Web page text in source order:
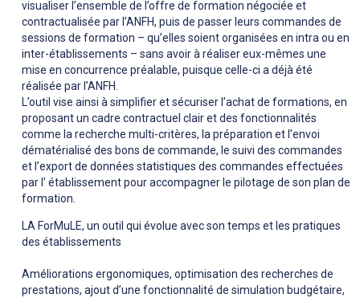
visualiser l’ensemble de l’offre de formation négociée et
contractualisée par l’ANFH, puis de passer leurs commandes de
sessions de formation – qu’elles soient organisées en intra ou en
inter-établissements – sans avoir à réaliser eux-mêmes une
mise en concurrence préalable, puisque celle-ci a déjà été
réalisée par l’ANFH.
L’outil vise ainsi à simplifier et sécuriser l’achat de formations, en
proposant un cadre contractuel clair et des fonctionnalités
comme la recherche multi-critères, la préparation et l’envoi
dématérialisé des bons de commande, le suivi des commandes
et l’export de données statistiques des commandes effectuées
par l’ établissement pour accompagner le pilotage de son plan de
formation.
LA ForMuLE, un outil qui évolue avec son temps et les pratiques
des établissements
Améliorations ergonomiques, optimisation des recherches de
prestations, ajout d’une fonctionnalité de simulation budgétaire,